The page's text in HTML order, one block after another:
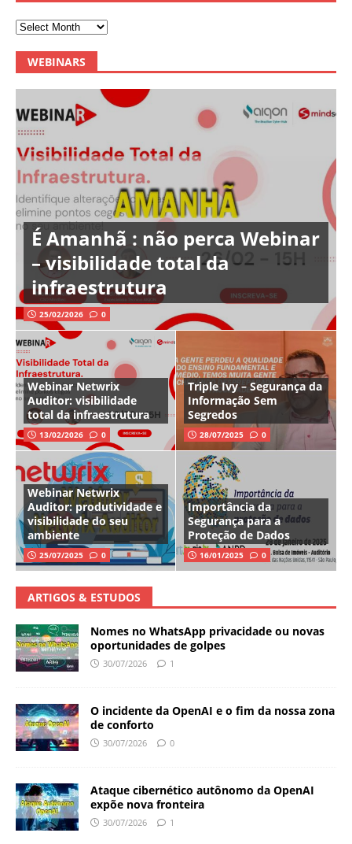
WEBINARS
É Amanhã : não perca Webinar
– visibilidade total da
infraestrutura
25/02/2026 0
Webinar Netwrix
Auditor: visibilidade
total da infraestrutura
13/02/2026 0
Triple Ivy – Segurança da
Informação Sem
Segredos
28/07/2025 0
Webinar Netwrix
Auditor: produtividade e
visibilidade do seu
ambiente
25/07/2025 0
Importância da
Segurança para a
Proteção de Dados
16/01/2025 0
ARTIGOS & ESTUDOS
Nomes no WhatsApp privacidade ou novas
oportunidades de golpes
30/07/2026 1
O incidente da OpenAI e o fim da nossa zona
de conforto
30/07/2026 0
Ataque cibernético autônomo da OpenAI
expõe nova fronteira
30/07/2026 1